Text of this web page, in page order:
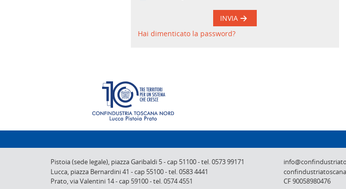
INVIA
Hai dimenticato la password?
Pistoia (sede legale), piazza Garibaldi 5-cap 51100-tel. 0573 99171
Lucca, piazza Bernardini 41 -cap 55100-tel. 0583 4441
Prato,via Valentini 14-cap 59100-tel. 0574 4551
CF 90058980476